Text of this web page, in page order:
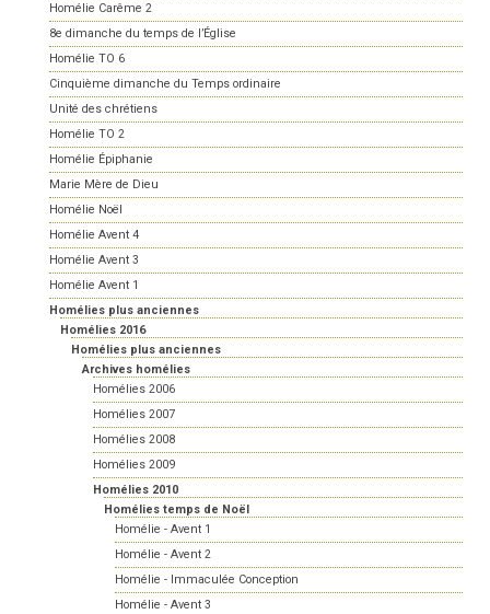
Homélie Carême 2
8e dimanche du temps de l’Église
Homélie TO 6
Cinquième dimanche du Temps ordinaire
Unité des chrétiens
Homélie TO 2
Homélie Épiphanie
Marie Mère de Dieu
Homélie Noël
Homélie Avent 4
Homélie Avent 3
Homélie Avent 1
Homélies plus anciennes
Homélies 2016
Homélies plus anciennes
Archives homélies
Homélies 2006
Homélies 2007
Homélies 2008
Homélies 2009
Homélies 2010
Homélies temps de Noël
Homélie - Avent 1
Homélie - Avent 2
Homélie - Immaculée Conception
Homélie - Avent 3